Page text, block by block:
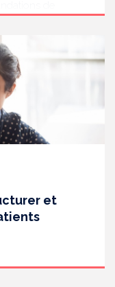
diagnostic et
. Elle publie
dans le suivi
et